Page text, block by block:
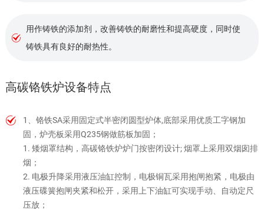
用作铸铁的添加剂，改善铸铁的耐磨性和提高硬度，同时使
铸铁具有良好的耐热性。
高碳铬铁炉设备特点
1、铬铁SA采用固定式半密闭圆型炉体,底部采用优质工字钢加
固，炉壳板采用Q235钢做筋板加固；
1. 矮烟罩结构，高碳铬铁炉炉门按密闭设计; 烟罩上采用双烟囱排
烟；
2. 电极升降采用液压油缸控制，电极铜瓦采用抱闸抱紧，电极由
液压碟簧抱闸夹紧和松开，采用上下油缸可实现手动、自动定尺
压放；